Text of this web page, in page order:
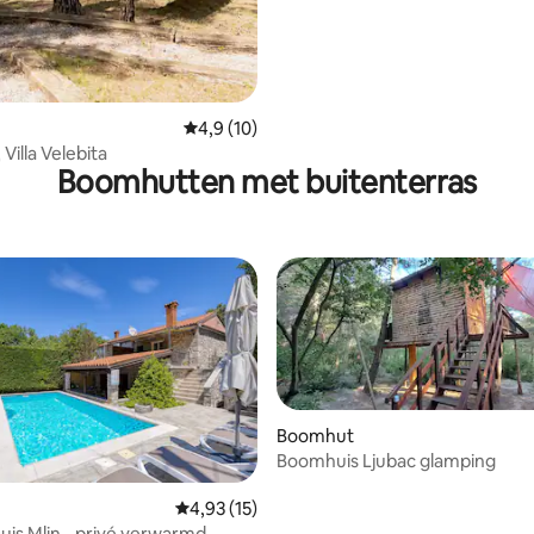
Gemiddelde beoordeling van 4,9 uit 5, 10
4,9 (10)
Velebita
Boomhutten met buitenterras
van 5 uit 5, 56 recensiesGemiddelde beoordeling van 4,93 uit 5, 15
4,93 (15)
Boomhut
Boomhuis Ljubac glamping